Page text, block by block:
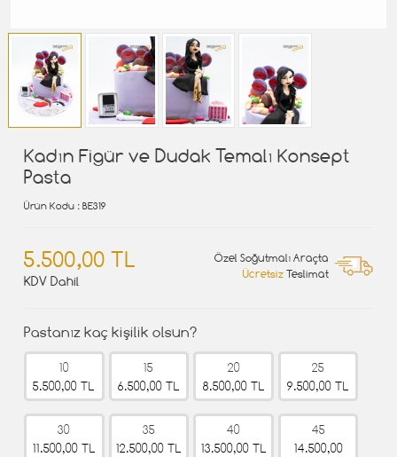
Kadın Figür ve Dudak Temalı Konsept
Pasta
Ürün Kodu : BE319
5.500,00 TL
KDV Dahil
Özel Soğutmalı Araçta
Ücretsiz Teslimat
Pastanız kaç kişilik olsun?
10
5.500,00 TL
15
6.500,00 TL
20
8.500,00 TL
25
9.500,00 TL
30
11.500,00 TL
35
12.500,00 TL
40
13.500,00 TL
45
14.500,00